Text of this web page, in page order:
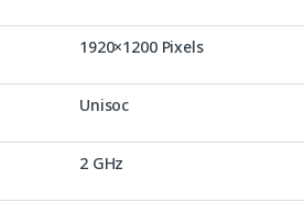
‎1920×1200 Pixels
‎Unisoc
‎2 GHz